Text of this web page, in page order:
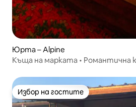
Юрта – Alpine
Къща на марката • Романтична
Избор на гостите
Избор на гостите